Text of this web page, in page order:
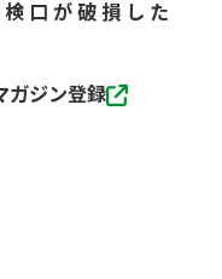
口が破損した
ガジン登録